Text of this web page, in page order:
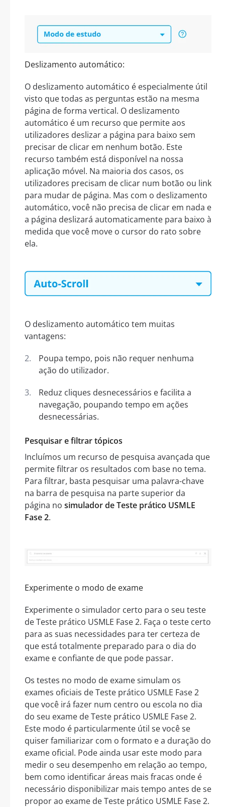
Deslizamento automático:
O deslizamento automático é especialmente útil
visto que todas as perguntas estão na mesma
página de forma vertical. O deslizamento
automático é um recurso que permite aos
utilizadores deslizar a página para baixo sem
precisar de clicar em nenhum botão. Este
recurso também está disponível na nossa
aplicação móvel. Na maioria dos casos, os
utilizadores precisam de clicar num botão ou link
para mudar de página. Mas com o deslizamento
automático, você não precisa de clicar em nada e
a página deslizará automaticamente para baixo à
medida que você move o cursor do rato sobre
ela.
O deslizamento automático tem muitas
vantagens:
Poupa tempo, pois não requer nenhuma
ação do utilizador.
Reduz cliques desnecessários e facilita a
navegação, poupando tempo em ações
desnecessárias.
Pesquisar e filtrar tópicos
Incluímos um recurso de pesquisa avançada que
permite filtrar os resultados com base no tema.
Para filtrar, basta pesquisar uma palavra-chave
na barra de pesquisa na parte superior da
página no simulador de Teste prático USMLE
Fase 2.
Experimente o modo de exame
Experimente o simulador certo para o seu teste
de Teste prático USMLE Fase 2. Faça o teste certo
para as suas necessidades para ter certeza de
que está totalmente preparado para o dia do
exame e confiante de que pode passar.
Os testes no modo de exame simulam os
exames oficiais de Teste prático USMLE Fase 2
que você irá fazer num centro ou escola no dia
do seu exame de Teste prático USMLE Fase 2.
Este modo é particularmente útil se você se
quiser familiarizar com o formato e a duração do
exame oficial. Pode ainda usar este modo para
medir o seu desempenho em relação ao tempo,
bem como identificar áreas mais fracas onde é
necessário disponibilizar mais tempo antes de se
propor ao exame de Teste prático USMLE Fase 2.